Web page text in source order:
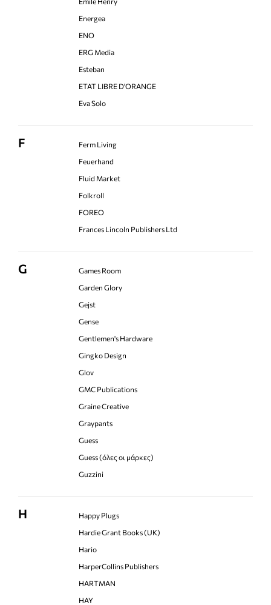
Energea
ENO
ERG Media
Esteban
ETAT LIBRE D'ORANGE
Eva Solo
F
Ferm Living
Feuerhand
Fluid Market
Folkroll
FOREO
Frances Lincoln Publishers Ltd
G
Games Room
Garden Glory
Gejst
Gense
Gentlemen's Hardware
Gingko Design
Glov
GMC Publications
Graine Creative
Graypants
Guess
Guess (όλες οι μάρκες)
Guzzini
H
Happy Plugs
Hardie Grant Books (UK)
Hario
HarperCollins Publishers
HARTMAN
HAY